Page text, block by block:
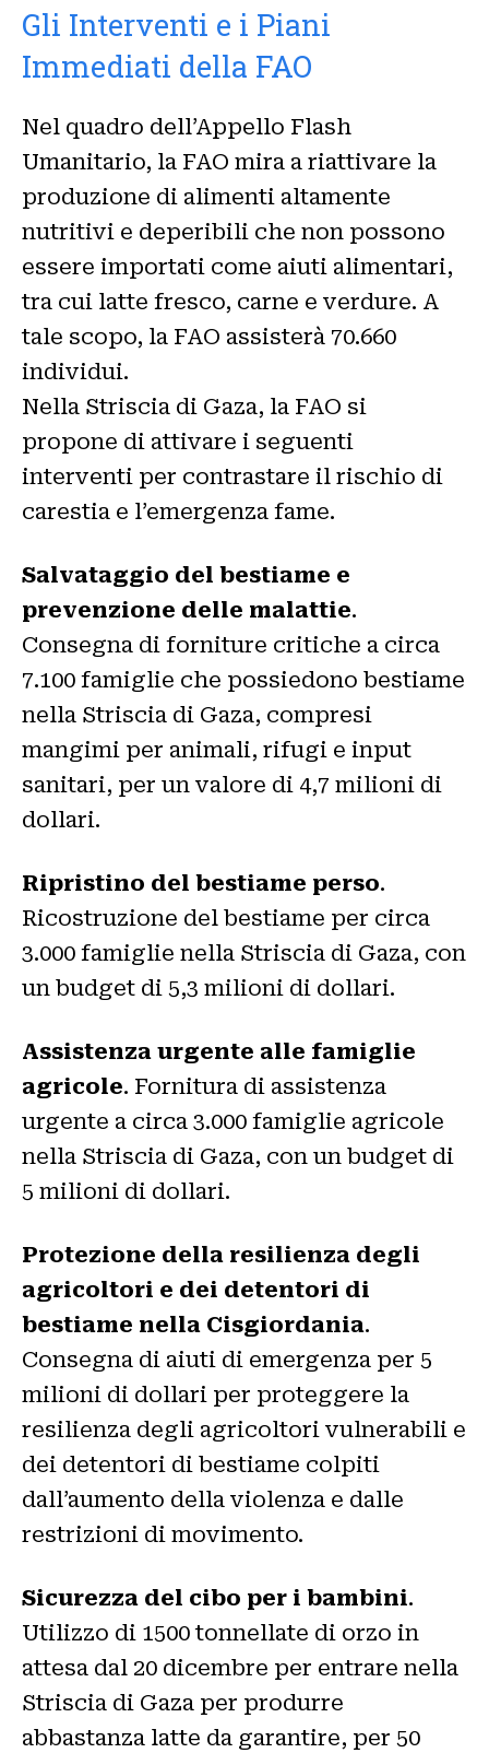
Gli Interventi e i Piani
Immediati della FAO
Nel quadro dell’Appello Flash
Umanitario, la FAO mira a riattivare la
produzione di alimenti altamente
nutritivi e deperibili che non possono
essere importati come aiuti alimentari,
tra cui latte fresco, carne e verdure. A
tale scopo, la FAO assisterà 70.660
individui.
Nella Striscia di Gaza, la FAO si
propone di attivare i seguenti
interventi per contrastare il rischio di
carestia e l’emergenza fame.
Salvataggio del bestiame e
prevenzione delle malattie.
Consegna di forniture critiche a circa
7.100 famiglie che possiedono bestiame
nella Striscia di Gaza, compresi
mangimi per animali, rifugi e input
sanitari, per un valore di 4,7 milioni di
dollari.
Ripristino del bestiame perso.
Ricostruzione del bestiame per circa
3.000 famiglie nella Striscia di Gaza, con
un budget di 5,3 milioni di dollari.
Assistenza urgente alle famiglie
agricole. Fornitura di assistenza
urgente a circa 3.000 famiglie agricole
nella Striscia di Gaza, con un budget di
5 milioni di dollari.
Protezione della resilienza degli
agricoltori e dei detentori di
bestiame nella Cisgiordania.
Consegna di aiuti di emergenza per 5
milioni di dollari per proteggere la
resilienza degli agricoltori vulnerabili e
dei detentori di bestiame colpiti
dall’aumento della violenza e dalle
restrizioni di movimento.
Sicurezza del cibo per i bambini.
Utilizzo di 1500 tonnellate di orzo in
attesa dal 20 dicembre per entrare nella
Striscia di Gaza per produrre
abbastanza latte da garantire, per 50